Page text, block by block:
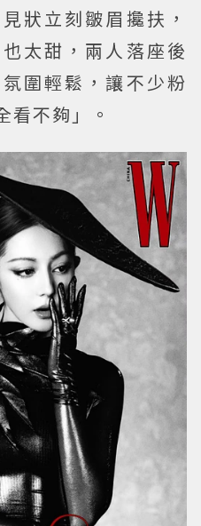
狀立刻皺眉攙扶，
太甜，兩人落座後
圍輕鬆，讓不少粉
看不夠」。